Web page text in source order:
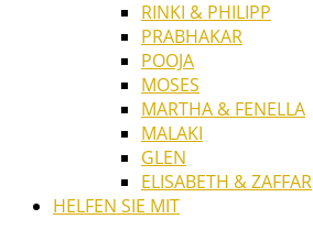
RINKI & PHILIPP
PRABHAKAR
POOJA
MOSES
MARTHA & FENELLA
MALAKI
GLEN
ELISABETH & ZAFFAR
HELFEN SIE MIT